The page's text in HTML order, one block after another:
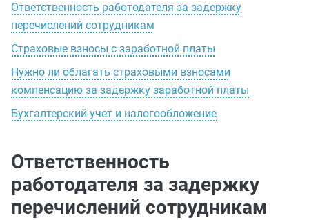
Ответственность работодателя за задержку
перечислений сотрудникам
Страховые взносы с заработной платы
Нужно ли облагать страховыми взносами
компенсацию за задержку заработной платы
Бухгалтерский учет и налогообложение
Ответственность
работодателя за задержку
перечислений сотрудникам